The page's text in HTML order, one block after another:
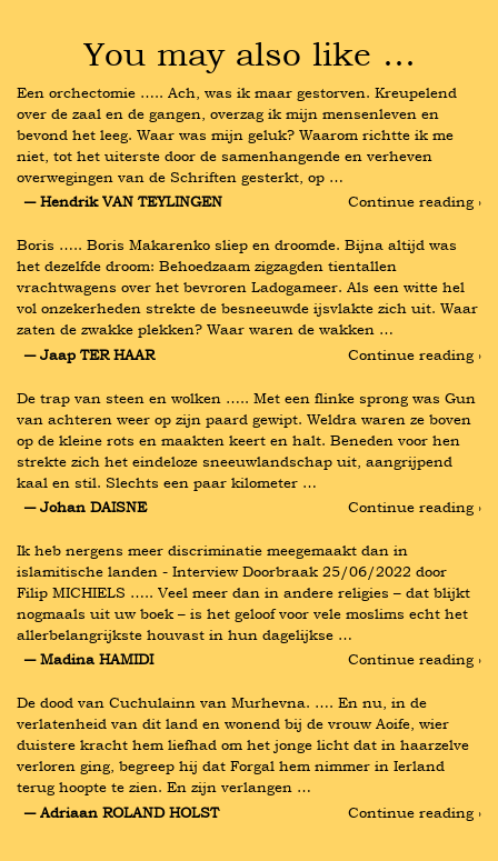
You may also like …
Een orchectomie ….. Ach, was ik maar gestorven. Kreupelend
over de zaal en de gangen, overzag ik mijn mensenleven en
bevond het leeg. Waar was mijn geluk? Waarom richtte ik me
niet, tot het uiterste door de samenhangende en verheven
overwegingen van de Schriften gesterkt, op …
― Hendrik VAN TEYLINGEN
Continue reading ›
Boris ….. Boris Makarenko sliep en droomde. Bijna altijd was
het dezelfde droom: Behoedzaam zigzagden tientallen
vrachtwagens over het bevroren Ladogameer. Als een witte hel
vol onzekerheden strekte de besneeuwde ijsvlakte zich uit. Waar
zaten de zwakke plekken? Waar waren de wakken …
― Jaap TER HAAR
Continue reading ›
De trap van steen en wolken ….. Met een flinke sprong was Gun
van achteren weer op zijn paard gewipt. Weldra waren ze boven
op de kleine rots en maakten keert en halt. Beneden voor hen
strekte zich het eindeloze sneeuwlandschap uit, aangrijpend
kaal en stil. Slechts een paar kilometer …
― Johan DAISNE
Continue reading ›
Ik heb nergens meer discriminatie meegemaakt dan in
islamitische landen - Interview Doorbraak 25/06/2022 door
Filip MICHIELS ….. Veel meer dan in andere religies – dat blijkt
nogmaals uit uw boek – is het geloof voor vele moslims echt het
allerbelangrijkste houvast in hun dagelijkse …
― Madina HAMIDI
Continue reading ›
De dood van Cuchulainn van Murhevna. …. En nu, in de
verlatenheid van dit land en wonend bij de vrouw Aoife, wier
duistere kracht hem liefhad om het jonge licht dat in haarzelve
verloren ging, begreep hij dat Forgal hem nimmer in Ierland
terug hoopte te zien. En zijn verlangen …
― Adriaan ROLAND HOLST
Continue reading ›